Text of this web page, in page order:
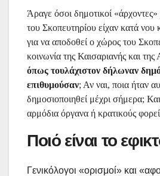
Άραγε όσοι δημοτικοί
του Σκοπευτηρίου είχαν κατά
για να αποδοθεί ο χώρος του
κοινωνία της Καισαριανής και της
όπως τουλάχιστον δήλωναν
επιθυμούσαν; Αν ναι, ποια ήταν
δημοσιοποιηθεί μέχρι σήμερα;
αρμόδια όργανα ή κρατικούς
Ποιό είναι το
Γενικόλογοι «ορισμοί» και